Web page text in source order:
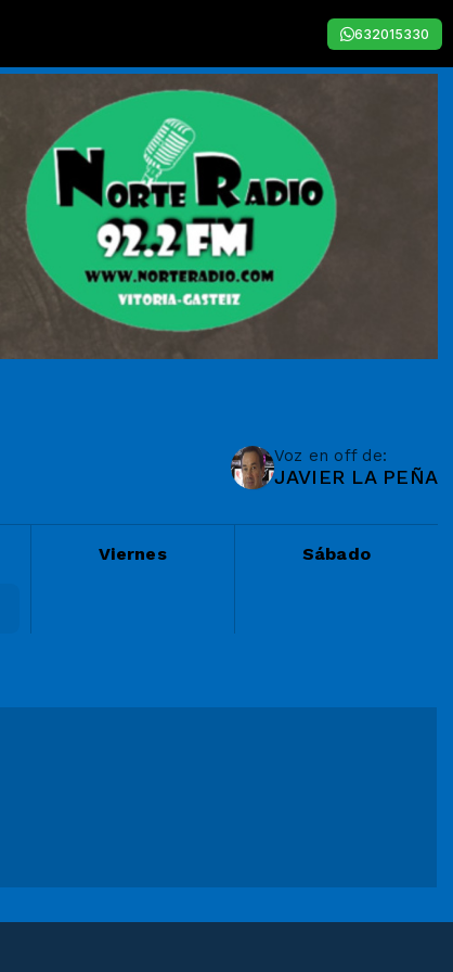
632015330
Voz en off de:
JAVIER LA PEÑA
Viernes Sábado